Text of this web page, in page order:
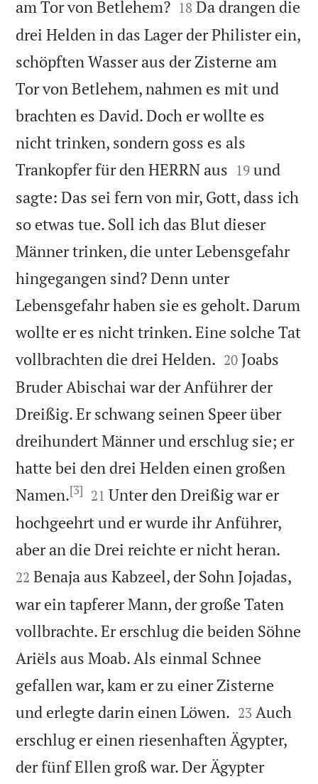
am Tor von Betlehem?
18 Da drangen die
drei Helden in das Lager der Philister ein,
schöpften Wasser aus der Zisterne am
Tor von Betlehem, nahmen es mit und
brachten es David. Doch er wollte es
nicht trinken, sondern goss es als
Trankopfer für den HERRN aus 

19 und
sagte: Das sei fern von mir, Gott, dass ich
so etwas tue. Soll ich das Blut dieser
Männer trinken, die unter Lebensgefahr
hingegangen sind? Denn unter
Lebensgefahr haben sie es geholt. Darum
wollte er es nicht trinken. Eine solche Tat
vollbrachten die drei Helden. 

20 Joabs
Bruder Abischai war der Anführer der
Dreißig. Er schwang seinen Speer über
dreihundert Männer und erschlug sie; er
hatte bei den drei Helden einen großen
Namen.[3] 

21 Unter den Dreißig war er
hochgeehrt und er wurde ihr Anführer,
aber an die Drei reichte er nicht heran.
22 Benaja aus Kabzeel, der Sohn Jojadas,
war ein tapferer Mann, der große Taten
vollbrachte. Er erschlug die beiden Söhne
Ariëls aus Moab. Als einmal Schnee
gefallen war, kam er zu einer Zisterne
und erlegte darin einen Löwen. 

23 Auch
erschlug er einen riesenhaften Ägypter,
der fünf Ellen groß war. Der Ägypter